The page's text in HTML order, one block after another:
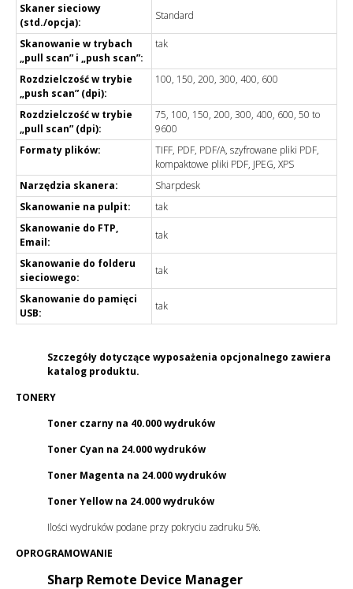
Skaner sieciowy
(std./opcja):
Standard
Skanowanie w trybach
„pull scan” i „push scan”:
tak
Rozdzielczość w trybie
„push scan” (dpi):
100, 150, 200, 300, 400, 600
Rozdzielczość w trybie
„pull scan” (dpi):
75, 100, 150, 200, 300, 400, 600, 50 to
9600
Formaty plików:
TIFF, PDF, PDF/A, szyfrowane pliki PDF,
kompaktowe pliki PDF, JPEG, XPS
Narzędzia skanera:
Sharpdesk
Skanowanie na pulpit:
tak
Skanowanie do FTP,
Email:
tak
Skanowanie do folderu
sieciowego:
tak
Skanowanie do pamięci
USB:
tak
Szczegóły dotyczące wyposażenia opcjonalnego zawiera
katalog produktu.
TONERY
Toner czarny na 40.000 wydruków
Toner Cyan na 24.000 wydruków
Toner Magenta na 24.000 wydruków
Toner Yellow na 24.000 wydruków
Ilości wydruków podane przy pokryciu zadruku 5%.
OPROGRAMOWANIE
Sharp Remote Device Manager